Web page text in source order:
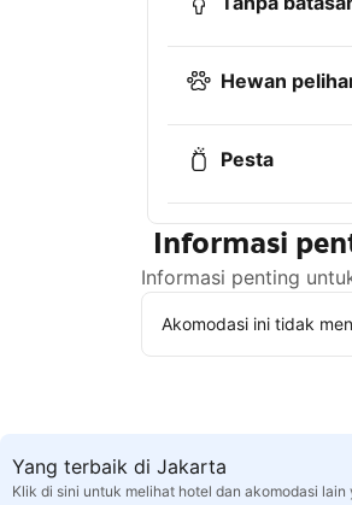
Hewan
Pesta
Informasi
Informasi penting
Akomodasi ini tidak
Yang terbaik di Jakarta
Klik di sini untuk melihat hotel dan akomodasi